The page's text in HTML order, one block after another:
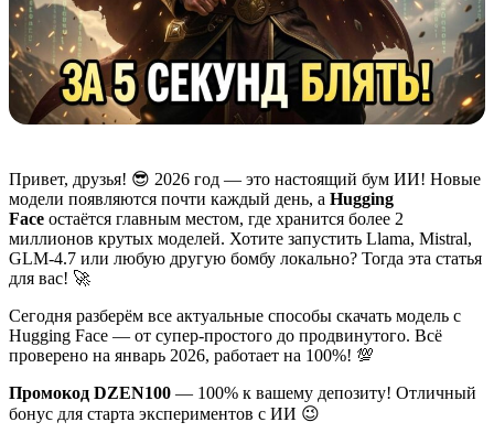
Привет, друзья! 😎 2026 год — это настоящий бум ИИ! Новые
модели появляются почти каждый день, а Hugging
Face остаётся главным местом, где хранится более 2
миллионов крутых моделей. Хотите запустить Llama, Mistral,
GLM-4.7 или любую другую бомбу локально? Тогда эта статья
для вас! 🚀
Сегодня разберём все актуальные способы скачать модель с
Hugging Face — от супер-простого до продвинутого. Всё
проверено на январь 2026, работает на 100%! 💯
Промокод DZEN100 — 100% к вашему депозиту! Отличный
бонус для старта экспериментов с ИИ 😉